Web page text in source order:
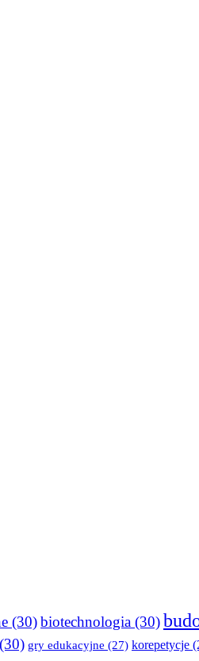
(30)biotechnologia (30)
(30) gry edukacyjne (27) korepetycje